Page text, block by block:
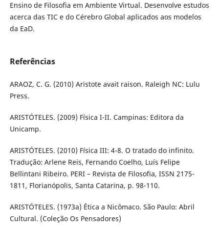
Ensino de Filosofia em Ambiente Virtual. Desenvolve estudos
acerca das TIC e do Cérebro Global aplicados aos modelos
da EaD.
Referências
ARAOZ, C. G. (2010) Aristote avait raison. Raleigh NC: Lulu
Press.
ARISTÓTELES. (2009) Física I-II. Campinas: Editora da
Unicamp.
ARISTÓTELES. (2010) Física III: 4-8. O tratado do infinito.
Tradução: Arlene Reis, Fernando Coelho, Luís Felipe
Bellintani Ribeiro. PERI – Revista de Filosofia, ISSN 2175-
1811, Florianópolis, Santa Catarina, p. 98-110.
ARISTÓTELES. (1973a) Ética a Nicômaco. São Paulo: Abril
Cultural. (Coleção Os Pensadores)